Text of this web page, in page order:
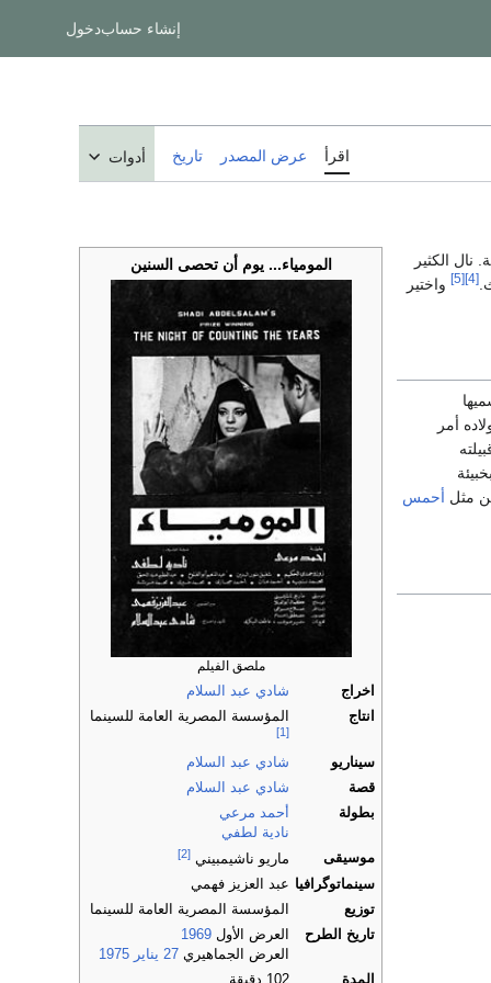
إنشاء حسابدخول
اقرأ عرض المصدر تاريخ أدوات
المومياء... يوم أن تحصى السنين
ملصق الفيلم
اخراج
شادي عبد السلام
انتاج
المؤسسة المصرية العامة للسينما
[1]
سيناريو
شادي عبد السلام
قصة
شادي عبد السلام
بطولة
أحمد مرعي
نادية لطفي
موسيقى
ماريو ناشيمبيني [2]
سينماتوگرافيا عبد العزيز فهمي
توزيع
المؤسسة المصرية العامة للسينما
تاريخ الطرح
العرض الأول 1969
العرض الجماهيري 27 يناير
1975
نال الكثير
[4]
[5]
واختير
أمر
مثل أحمس